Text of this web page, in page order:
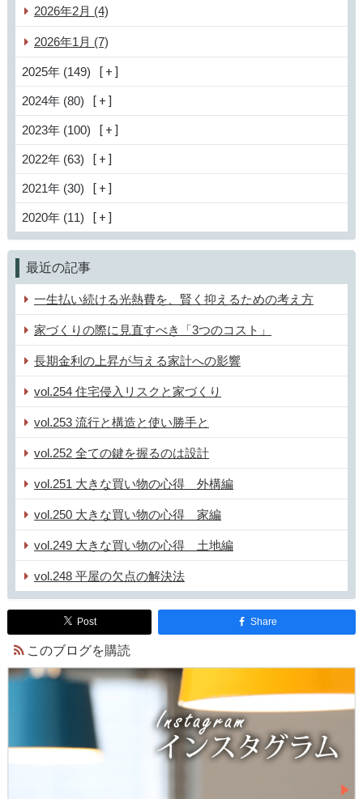
2026年2月 (4)
2026年1月 (7)
2025年 (149)
2024年 (80)
2023年 (100)
2022年 (63)
2021年 (30)
2020年 (11)
最近の記事
一生払い続ける光熱費を、賢く抑えるための考え方
家づくりの際に見直すべき「3つのコスト」
長期金利の上昇が与える家計への影響
vol.254 住宅侵入リスクと家づくり
vol.253 流行と構造と使い勝手と
vol.252 全ての鍵を握るのは設計
vol.251 大きな買い物の心得 外構編
vol.250 大きな買い物の心得 家編
vol.249 大きな買い物の心得 土地編
vol.248 平屋の欠点の解決法
Post Share
このブログを購読